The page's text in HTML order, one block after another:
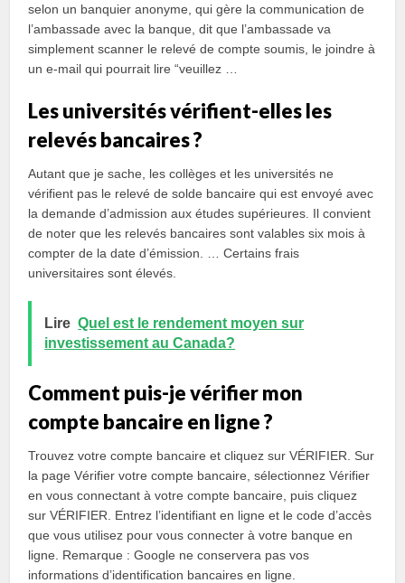
selon un banquier anonyme, qui gère la communication de
l’ambassade avec la banque, dit que l’ambassade va
simplement scanner le relevé de compte soumis, le joindre à
un e-mail qui pourrait lire “veuillez …
Les universités vérifient-elles les
relevés bancaires ?
Autant que je sache, les collèges et les universités ne
vérifient pas le relevé de solde bancaire qui est envoyé avec
la demande d’admission aux études supérieures. Il convient
de noter que les relevés bancaires sont valables six mois à
compter de la date d’émission. … Certains frais
universitaires sont élevés.
Lire Quel est le rendement moyen sur
investissement au Canada?
Comment puis-je vérifier mon
compte bancaire en ligne ?
Trouvez votre compte bancaire et cliquez sur VÉRIFIER. Sur
la page Vérifier votre compte bancaire, sélectionnez Vérifier
en vous connectant à votre compte bancaire, puis cliquez
sur VÉRIFIER. Entrez l’identifiant en ligne et le code d’accès
que vous utilisez pour vous connecter à votre banque en
ligne. Remarque : Google ne conservera pas vos
informations d’identification bancaires en ligne.